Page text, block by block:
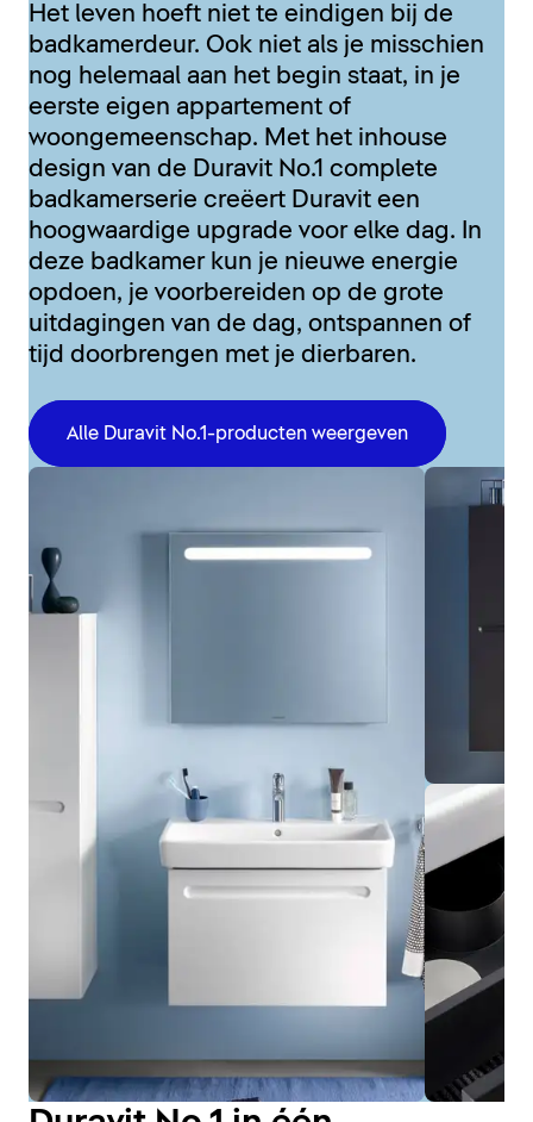
Het leven hoeft niet te eindigen bij de
badkamerdeur. Ook niet als je misschien
nog helemaal aan het begin staat, in je
eerste eigen appartement of
woongemeenschap. Met het inhouse
design van de Duravit No.1 complete
badkamerserie creëert Duravit een
hoogwaardige upgrade voor elke dag. In
deze badkamer kun je nieuwe energie
opdoen, je voorbereiden op de grote
uitdagingen van de dag, ontspannen of
tijd doorbrengen met je dierbaren.
Alle Duravit No.1-producten weergeven